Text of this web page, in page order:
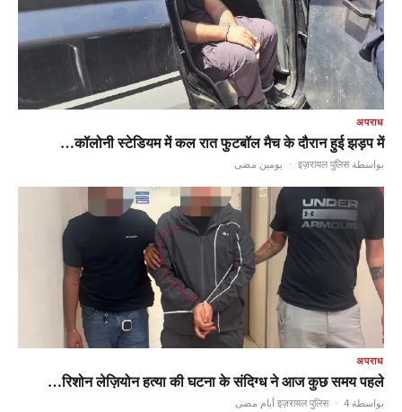
अपराध
कॉलोनी स्टेडियम में कल रात फुटबॉल मैच के दौरान हुई झड़प में…
بواسطة इज़रायल पुलिस · يومين مضى
अपराध
रिशोन लेज़ियोन हत्या की घटना के संदिग्ध ने आज कुछ समय पहले…
بواسطة इज़रायल पुलिस · 4 أيام مضى